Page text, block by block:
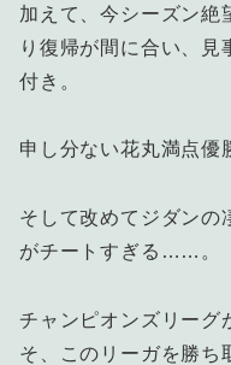
加えて、今シーズン絶
り復帰が間に合い、見
付き。
申し分ない花丸満点
そして改めてジダンの
がチートすぎる……。
チャンピオンズリーグ
そ、このリーガを勝ち